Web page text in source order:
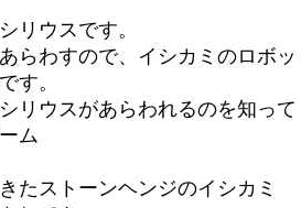
リウスです。
らわすので、イシカミのロボッ
す。
リウスがあらわれるのを知って
ム
たストーンヘンジのイシカミ